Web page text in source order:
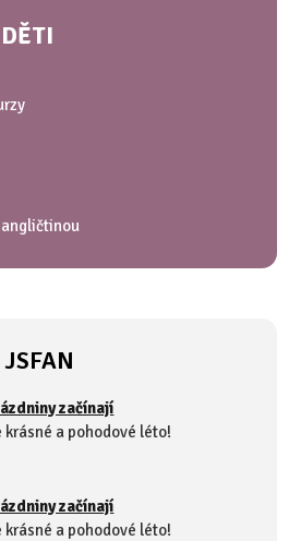
začínají
krásné a pohodové léto!
začínají
krásné a pohodové léto!